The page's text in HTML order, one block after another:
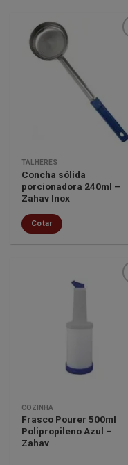
desejos
TALHERES
Concha sólida
porcionadora 240ml –
Zahav Inox
Cotar
COZINHA
Frasco Pourer 500ml
Polipropileno Azul –
Zahav